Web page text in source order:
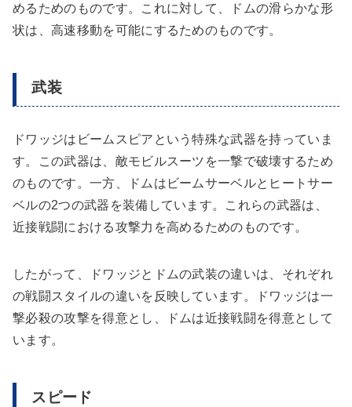
めるためのものです。これに対して、ドムの滑らかな形
状は、高速移動を可能にするためのものです。
武装
ドワッジはビームスピアという特殊な武器を持っていま
す。この武器は、敵モビルスーツを一撃で破壊するため
のものです。一方、ドムはビームサーベルとヒートサー
ベルの2つの武器を装備しています。これらの武器は、
近接戦闘における攻撃力を高めるためのものです。
したがって、ドワッジとドムの武装の違いは、それぞれ
の戦闘スタイルの違いを反映しています。ドワッジは一
撃必殺の攻撃を得意とし、ドムは近接戦闘を得意として
います。
スピード